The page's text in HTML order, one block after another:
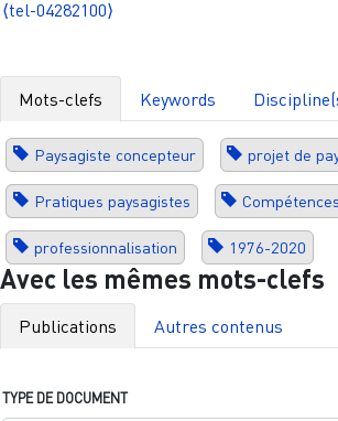
⟨tel-04282100⟩
Mots-clefs Keywords
Paysagiste concepteur projet de
Pratiques paysagistes
professionnalisation 1976-2020
Avec les mêmes mots-clefs
Publications Autres contenus
TYPE DE DOCUMENT